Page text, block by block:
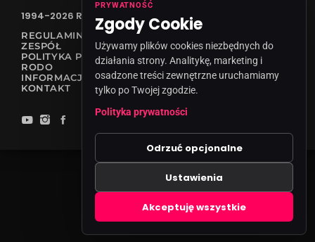
1994-2026 RADIO VANESSA SPÓŁKA Z O.O
REGULAMIN KONKURSÓW
ZESPÓŁ
POLITYKA PRYWATNOŚCI
RODO
INFORMACJA O NADAWCY
KONTAKT
PRYWATNOŚĆ
Zgody Cookie
Używamy plików cookies niezbędnych do
działania strony. Analitykę, marketing i
osadzone treści zewnętrzne uruchamiamy
tylko po Twojej zgodzie.
Polityka prywatności
Odrzuć opcjonalne
Ustawienia
Akceptuję wszystkie
Zgody cookies